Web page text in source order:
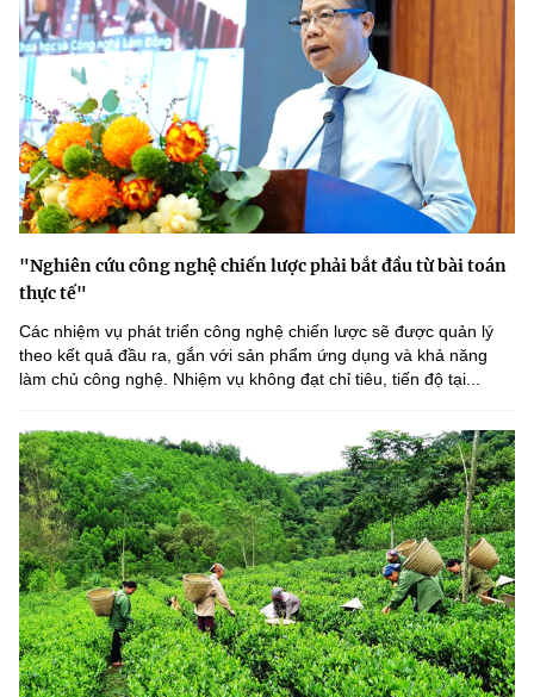
"Nghiên cứu công nghệ chiến lược phải bắt đầu từ bài toán
thực tế"
Các nhiệm vụ phát triển công nghệ chiến lược sẽ được quản lý
theo kết quả đầu ra, gắn với sản phẩm ứng dụng và khả năng
làm chủ công nghệ. Nhiệm vụ không đạt chỉ tiêu, tiến độ tại...